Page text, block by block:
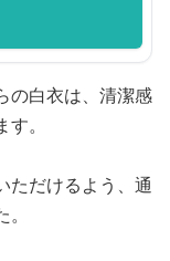
の白衣は、清潔感
。
ただけるよう、通